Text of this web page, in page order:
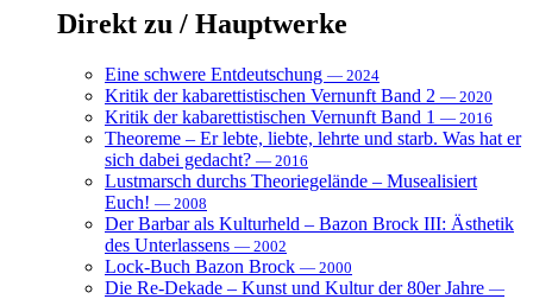
Direkt zu / Hauptwerke
Eine schwere Entdeutschung — 2024
Kritik der kabarettistischen Vernunft Band 2 — 2020
Kritik der kabarettistischen Vernunft Band 1 — 2016
Theoreme – Er lebte, liebte, lehrte und starb. Was hat er
sich dabei gedacht? — 2016
Lustmarsch durchs Theoriegelände – Musealisiert
Euch! — 2008
Der Barbar als Kulturheld – Bazon Brock III: Ästhetik
des Unterlassens — 2002
Lock-Buch Bazon Brock — 2000
Die Re-Dekade – Kunst und Kultur der 80er Jahre —